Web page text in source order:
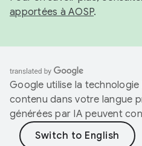
apportées à AOSP.
Google utilise la
contenu dans votre langue
générées par IA peuvent